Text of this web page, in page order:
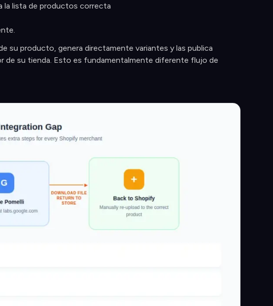
la lista de productos correcta
su producto, genera directamente variantes y las publica
de su tienda. Esto es fundamentalmente diferente flujo de